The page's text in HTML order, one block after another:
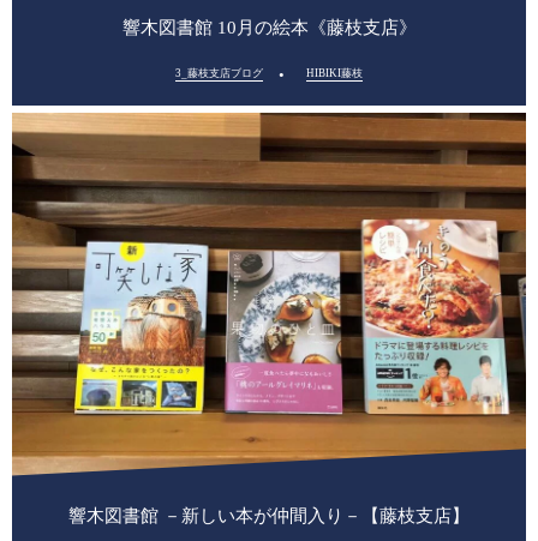
響木図書館 10月の絵本《藤枝支店》
3_藤枝支店ブログ HIBIKI藤枝
響木図書館 －新しい本が仲間入り－【藤枝支店】